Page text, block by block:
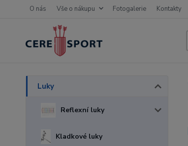
O nás Vše o nákupu Fotogalerie Kontakty
Luky
Reflexní luky
Kladkové luky